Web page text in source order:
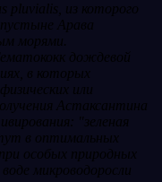
pluvialis, из которого
Арава
морями.
дождевой
в которых
или
Астаксантина
"зеленая
в оптимальных
особых природных
микроводоросли